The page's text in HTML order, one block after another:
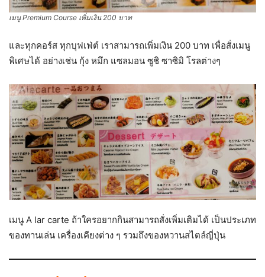
เมนู Premium Course เพิ่มเงิน 200 บาท
และทุกคอร์ส ทุกบุฟเฟ่ต์ เราสามารถเพิ่มเงิน 200 บาท เพื่อสั่งเมนู
พิเศษได้ อย่างเช่น กุ้ง หมึก แซลมอน ซูชิ ซาซิมิ โรลต่างๆ
เมนู A lar carte ถ้าใครอยากกินสามารถสั่งเพิ่มเติมได้ เป็นประเภท
ของทานเล่น เครื่องเคียงต่าง ๆ รวมถึงของหวานสไตล์ญี่ปุ่น